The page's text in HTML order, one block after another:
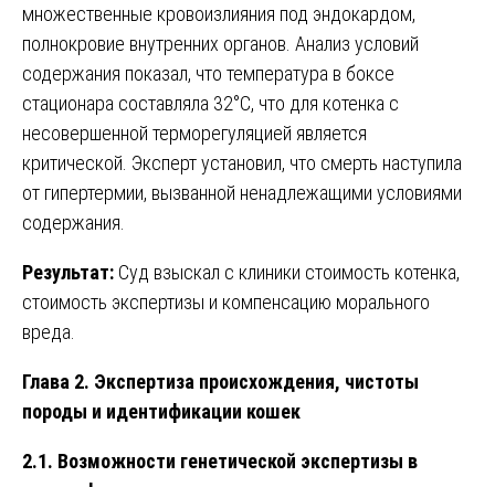
множественные кровоизлияния под эндокардом,
полнокровие внутренних органов. Анализ условий
содержания показал, что температура в боксе
стационара составляла 32°C, что для котенка с
несовершенной терморегуляцией является
критической. Эксперт установил, что смерть наступила
от гипертермии, вызванной ненадлежащими условиями
содержания.
Результат: Суд взыскал с клиники стоимость котенка,
стоимость экспертизы и компенсацию морального
вреда.
Глава 2. Экспертиза происхождения, чистоты
породы и идентификации кошек
2.1. Возможности генетической экспертизы в